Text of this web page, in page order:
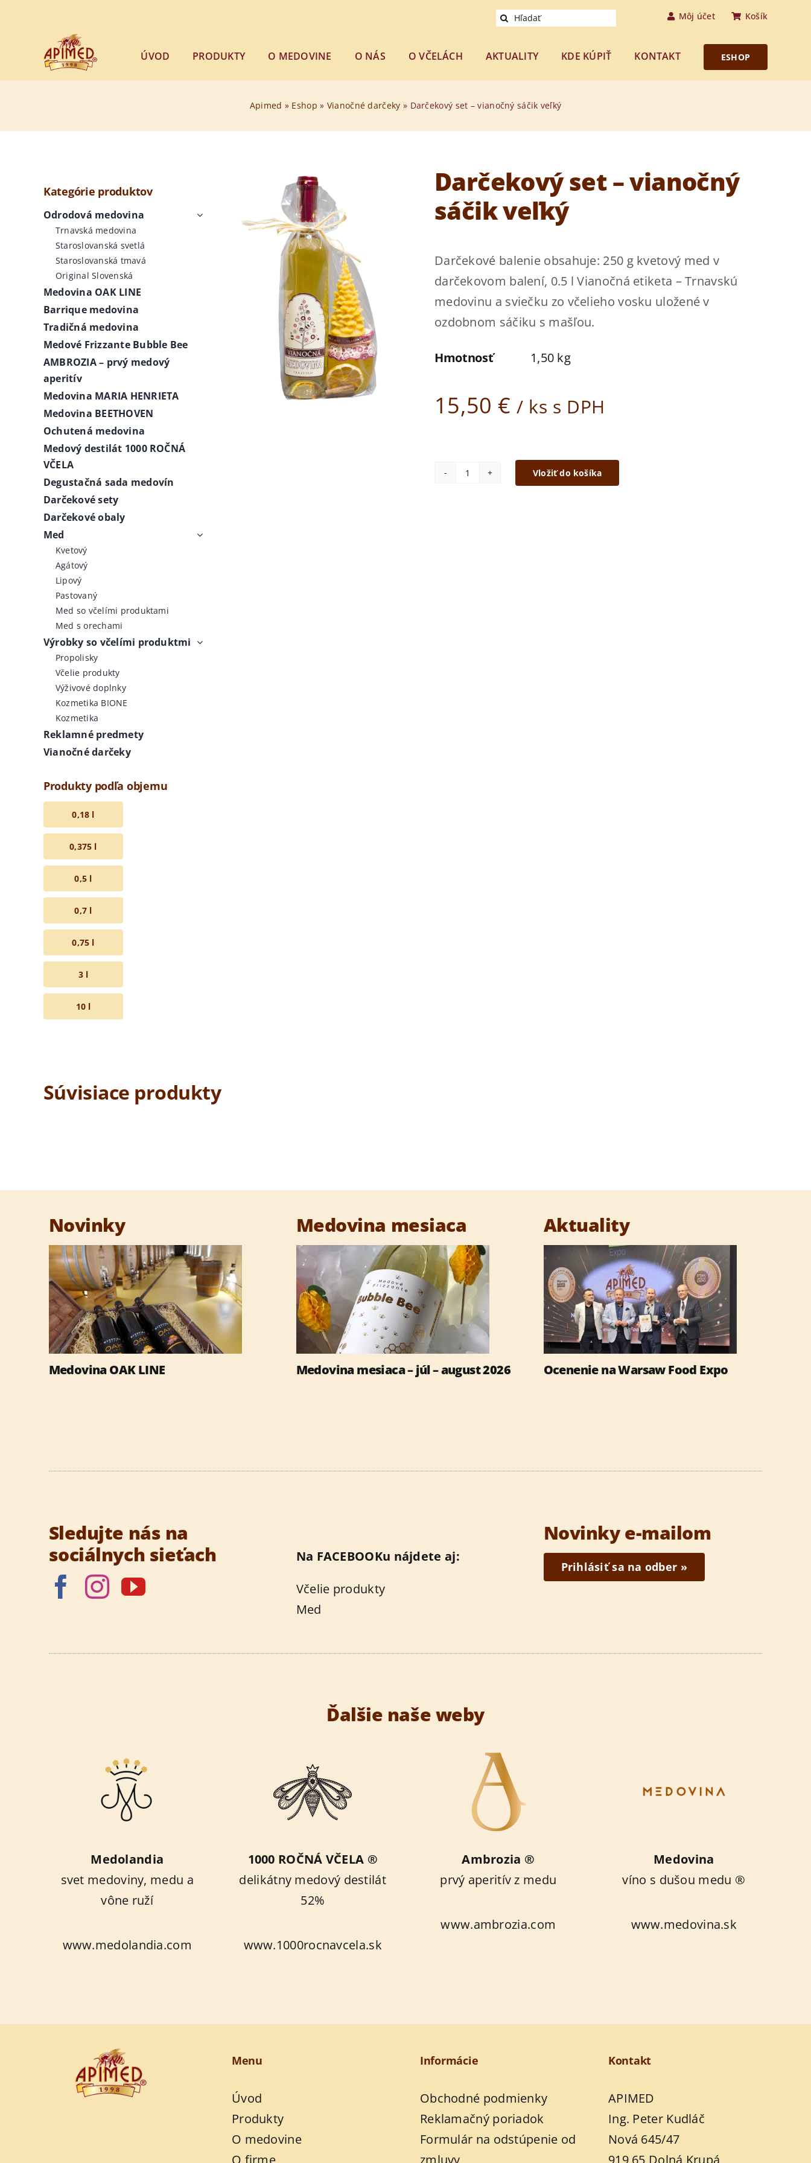
Hľadať: Môj účet Košík
ÚVOD PRODUKTY O MEDOVINE O NÁS O VČELÁCH AKTUALITY KDE KÚPIŤ KONTAKT ESHOP
Apimed » Eshop » Vianočné darčeky » Darčekový set – vianočný sáčik veľký
Kategórie produktov
Odrodová medovina
Trnavská medovina
Staroslovanská svetlá
Staroslovanská tmavá
Original Slovenská
Medovina OAK LINE
Barrique medovina
Tradičná medovina
Medové Frizzante Bubble Bee
AMBROZIA – prvý medový
aperitív
Medovina MARIA HENRIETA
Medovina BEETHOVEN
Ochutená medovina
Medový destilát 1000 ROČNÁ
VČELA
Degustačná sada medovín
Darčekové sety
Darčekové obaly
Med
Kvetový
Agátový
Lipový
Pastovaný
Med so včelími produktami
Med s orechami
Výrobky so včelími produktmi
Propolisky
Včelie produkty
Výživové doplnky
Kozmetika BIONE
Kozmetika
Reklamné predmety
Vianočné darčeky
Produkty podľa objemu
0,18 l
0,375 l
0,5 l
0,7 l
0,75 l
3 l
10 l
Darčekový set – vianočný
sáčik veľký
Darčekové balenie obsahuje: 250 g kvetový med v
darčekovom balení, 0.5 l Vianočná etiketa – Trnavskú
medovinu a sviečku zo včelieho vosku uložené v
ozdobnom sáčiku s mašľou.
Hmotnosť 1,50 kg
15,50 € / ks s DPH
množstvo
Vložiť do košíka
Súvisiace produkty
Novinky
Medovina OAK LINE
Medovina mesiaca
Medovina mesiaca – júl –
august 2026
Medovina mesiaca – júl – august 2026
Aktuality
Ocenenie na Warsaw Food
Expo
Ocenenie na Warsaw Food Expo
Sledujte nás na
sociálnych sieťach
Na FACEBOOKu nájdete aj:
Včelie produkty
Med
Novinky e-mailom
Prihlásiť sa na odber »
Ďalšie naše weby
Medolandia
svet medoviny, medu a
vône ruží
www.medolandia.com
1000 ROČNÁ VČELA ®
delikátny medový destilát
52%
www.1000rocnavcela.sk
Ambrozia ®
prvý aperitív z medu
www.ambrozia.com
Medovina
víno s dušou medu ®
www.medovina.sk
Menu
Úvod
Produkty
O medovine
Informácie
Obchodné podmienky
Reklamačný poriadok
Formulár na odstúpenie od
Kontakt
APIMED
Ing. Peter Kudláč
Nová 645/47